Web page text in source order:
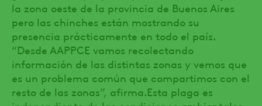
la zona oeste de la provincia de Buenos Aires
pero las chinches están mostrando su
presencia prácticamente en todo el país.
“Desde AAPPCE vamos recolectando
información de las distintas zonas y vemos que
es un problema común que compartimos con el
resto de las zonas”, afirma.Esta plaga es